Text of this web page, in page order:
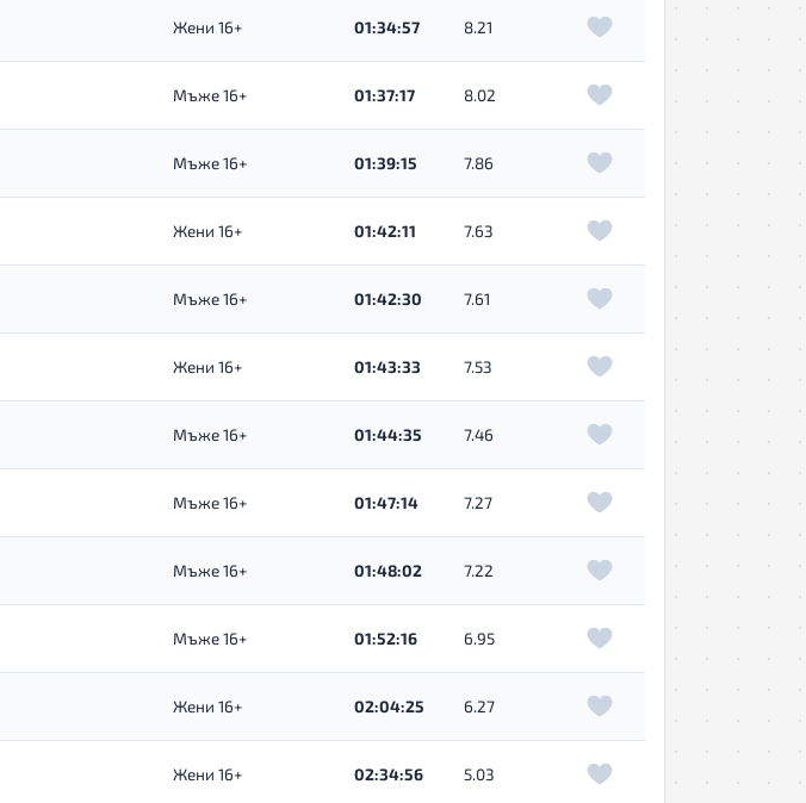
Жени 16+ 01:34:57 8.21
Мъже 16+ 01:37:17 8.02
Мъже 16+ 01:39:15 7.86
Жени 16+ 01:42:11 7.63
Мъже 16+ 01:42:30 7.61
Жени 16+ 01:43:33 7.53
Мъже 16+ 01:44:35 7.46
Мъже 16+ 01:47:14 7.27
Мъже 16+ 01:48:02 7.22
Мъже 16+ 01:52:16 6.95
Жени 16+ 02:04:25 6.27
Жени 16+ 02:34:56 5.03